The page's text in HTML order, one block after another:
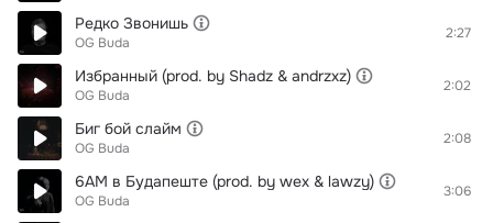
Редко Звонишь
OG Buda
2:27
Избранный (prod. by Shadz & andrzxz)
OG Buda
2:02
Биг бой слайм
OG Buda
2:08
6AM в Будапеште (prod. by wex & lawzy)
OG Buda
3:06